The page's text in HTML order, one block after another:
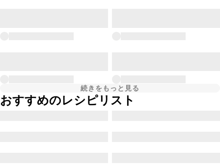
続きをもっと見る
おすすめのレシピリスト